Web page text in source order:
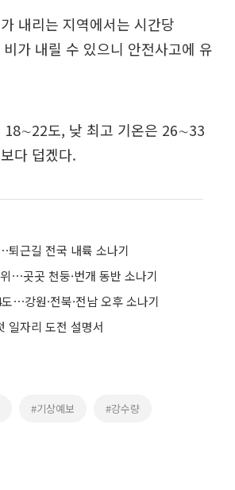
내리는 지역에서는 시간당
가 내릴 수 있으니 안전사고에 유
18∼22도, 낮 최고 기온은 26∼33
다 덥겠다.
퇴근길 전국 내륙 소나기
⋯곳곳 천둥·번개 동반 소나기
⋯강원·전북·전남 오후 소나기
일자리 도전 설명서
#기상예보 #강수량